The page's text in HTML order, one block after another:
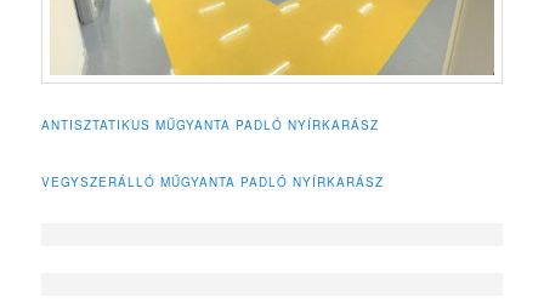
ANTISZTATIKUS MŰGYANTA PADLÓ NYÍRKARÁSZ
VEGYSZERÁLLÓ MŰGYANTA PADLÓ NYÍRKARÁSZ